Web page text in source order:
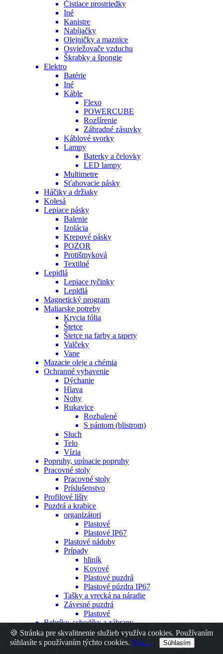
🍪 Stránka pre skvalitnenie služieb využíva cookies. Používaním
súhlasíte s používaním týchto cookies. Viac... Súhlasím
Čistiace prostriedky
Iné
Kanistre
Nabíjačky
Olejničky a maznice
Osviežovače vzduchu
Škrabky a špongie
Elektro
Batérie
Iné
Káble
Flexo
POWERCUBE
Rozšírenie
Záhradné zásuvky
Káblové svorky
Lampy
Baterky a čelovky
LED lampy
Multimetre
Sťahovacie pásky
Háčiky a držiaky
Kolesá
Lepiace pásky
Balenie
Izolácia
Krepové pásky
POZOR
Protišmyková
Textilné
Lepidlá
Lepiace tyčinky
Lepidlá
Magnetický program
Maliarske potreby
Krycia fólia
Štetce
Štetce na farby a tapety
Valčeky
Vane
Mazacie oleje a chémia
Ochranné vybavenie
Dýchanie
Hlava
Nohy
Rukavice
Rozbalené
S pántom (blistrom)
Sluch
Telo
Vízia
Popruhy, upínacie popruhy
Pracovné stoly
Pracovné stoly
Príslušenstvo
Profilové lišty
Puzdrá a krabice
organizátori
Plastové
Plastové IP67
Plastové nádoby
Prípady
hliník
Kovové
Plastové puzdrá
Plastové púzdra IP67
Tašky a vrecká na náradie
Závesné puzdrá
Plastové
Rebríky, schodíky a zábrany
Sawhorses
Spojovacie prvky
Hmoždinky